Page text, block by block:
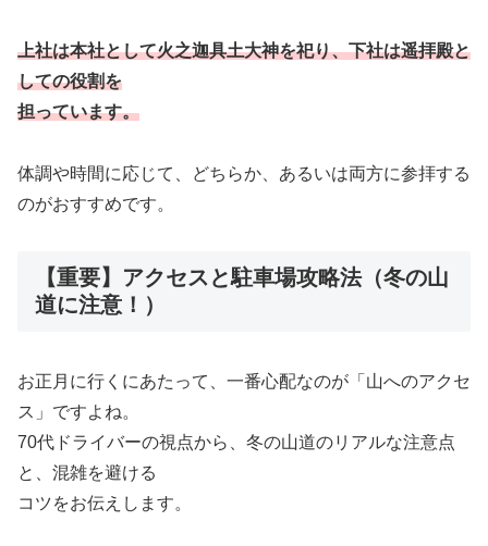
上社は本社として火之迦具土大神を祀り、下社は遥拝殿と
しての役割を
担っています。
体調や時間に応じて、どちらか、あるいは両方に参拝する
のがおすすめです。
【重要】アクセスと駐車場攻略法（冬の山
道に注意！）
お正月に行くにあたって、一番心配なのが「山へのアクセ
ス」ですよね。
70代ドライバーの視点から、冬の山道のリアルな注意点
と、混雑を避ける
コツをお伝えします。